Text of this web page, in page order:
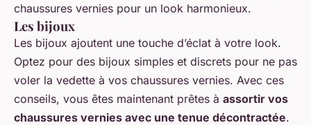
chaussures vernies pour un look harmonieux.
Les bijoux
Les bijoux ajoutent une touche d’éclat à votre look.
Optez pour des bijoux simples et discrets pour ne pas
voler la vedette à vos chaussures vernies. Avec ces
conseils, vous êtes maintenant prêtes à assortir vos
chaussures vernies avec une tenue décontractée.